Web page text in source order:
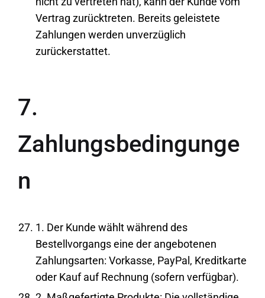
Vertrag zurücktreten. Bereits geleistete
Zahlungen werden unverzüglich
zurückerstattet.
7.
Zahlungsbedingunge
n
1. Der Kunde wählt während des
Bestellvorgangs eine der angebotenen
Zahlungsarten: Vorkasse, PayPal, Kreditkarte
oder Kauf auf Rechnung (sofern verfügbar).